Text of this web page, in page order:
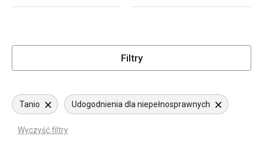
Filtry
Tanio Udogodnienia dla niepełnosprawnych
Wyczyść filtry